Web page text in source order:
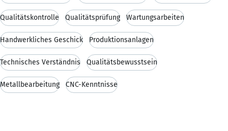
Qualitätskontrolle Qualitätsprüfung Wartungsarbeiten
Handwerkliches Geschick Produktionsanlagen
Technisches Verständnis Qualitätsbewusstsein
Metallbearbeitung CNC-Kenntnisse